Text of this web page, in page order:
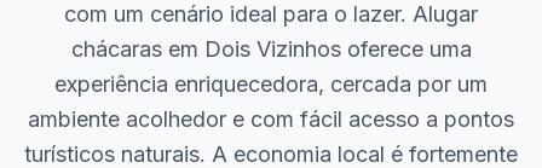
com um cenário ideal para o lazer. Alugar
chácaras em Dois Vizinhos oferece uma
experiência enriquecedora, cercada por um
ambiente acolhedor e com fácil acesso a pontos
turísticos naturais. A economia local é fortemente